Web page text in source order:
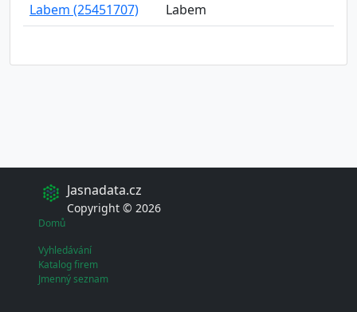
Labem (25451707)
Labem
Jasnadata.cz
Copyright © 2026
Domů
Vyhledávání
Katalog firem
Jmenný seznam